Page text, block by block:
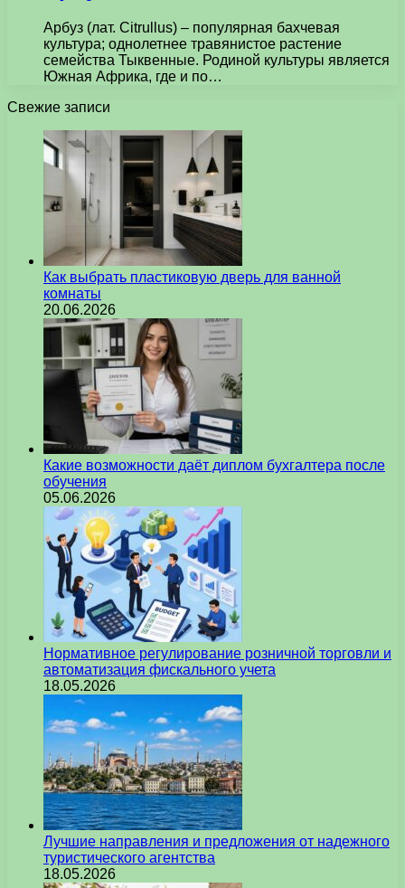
Арбуз (лат. Citrullus) – популярная бахчевая
культура; однолетнее травянистое растение
семейства Тыквенные. Родиной культуры является
Южная Африка, где и по…
Свежие записи
Как выбрать пластиковую дверь для ванной
комнаты
20.06.2026
Какие возможности даёт диплом бухгалтера после
обучения
05.06.2026
Нормативное регулирование розничной торговли и
автоматизация фискального учета
18.05.2026
Лучшие направления и предложения от надежного
туристического агентства
18.05.2026